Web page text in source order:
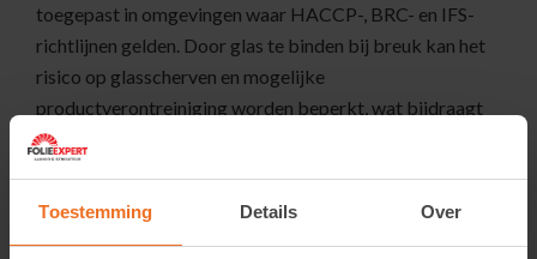
Toestemming Details Over
toegepast in omgevingen waar HACCP-, BRC- en IFS-
richtlijnen gelden. Door glas te binden bij breuk kan het
risico op glasscherven en mogelijke
productverontreiniging worden beperkt, wat bijdraagt
aan een veilige werkomgeving.
Verkoopinformatie